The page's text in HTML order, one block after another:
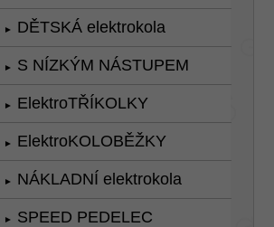
► DĚTSKÁ elektrokola
► S NÍZKÝM NÁSTUPEM
► ElektroTŘÍKOLKY
► ElektroKOLOBĚŽKY
► NÁKLADNÍ elektrokola
► SPEED PEDELEC